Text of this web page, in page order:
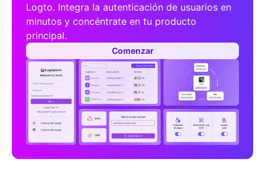
Logto. Integra la autenticación de usuarios en
minutos y concéntrate en tu producto
principal.
Comenzar